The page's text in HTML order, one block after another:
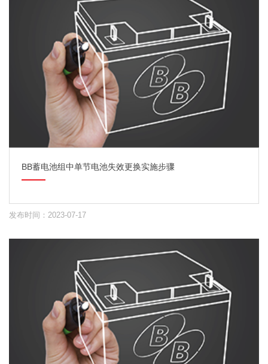
BB蓄电池组中单节电池失效更换实施步骤
发布时间：2023-07-17